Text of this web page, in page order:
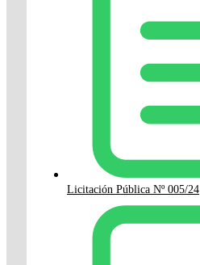
Licitación Pública Nº 005/24